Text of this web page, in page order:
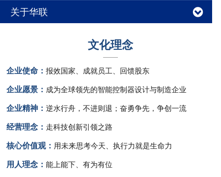
关于华联
文化理念
企业使命：报效国家、成就员工、回馈股东
企业愿景： 成为全球领先的智能控制器设计与制造企业
企业精神：逆水行舟，不进则退；奋勇争先，争创一流
经营理念： 走科技创新引领之路
核心价值观： 用未来思考今天、执行力就是生命力
用人理念：能上能下、有为有位